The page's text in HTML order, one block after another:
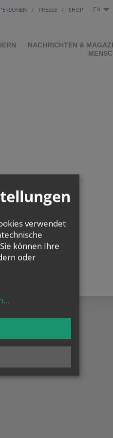
PERSONEN PRESSE SHOP EN
NACHRICHTEN &
MENSCHEN &
verwendet
können Ihre
oder
...